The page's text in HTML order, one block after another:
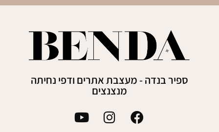
ספיר בנדה - מעצבת אתרים ודפי נחיתה
מנצנצים